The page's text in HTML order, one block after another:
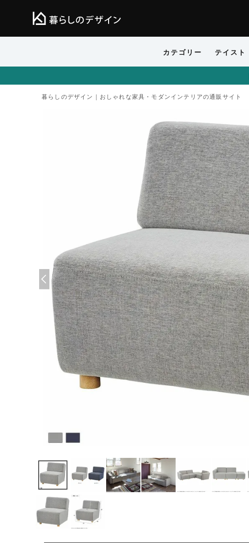
カテゴリー テイスト
暮らしのデザイン｜おしゃれな家具・モダンインテリアの通販サイト